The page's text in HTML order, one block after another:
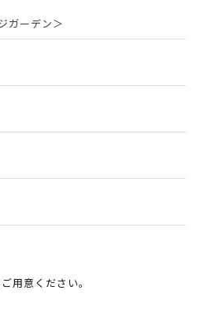
ガーデン＞
用意ください。